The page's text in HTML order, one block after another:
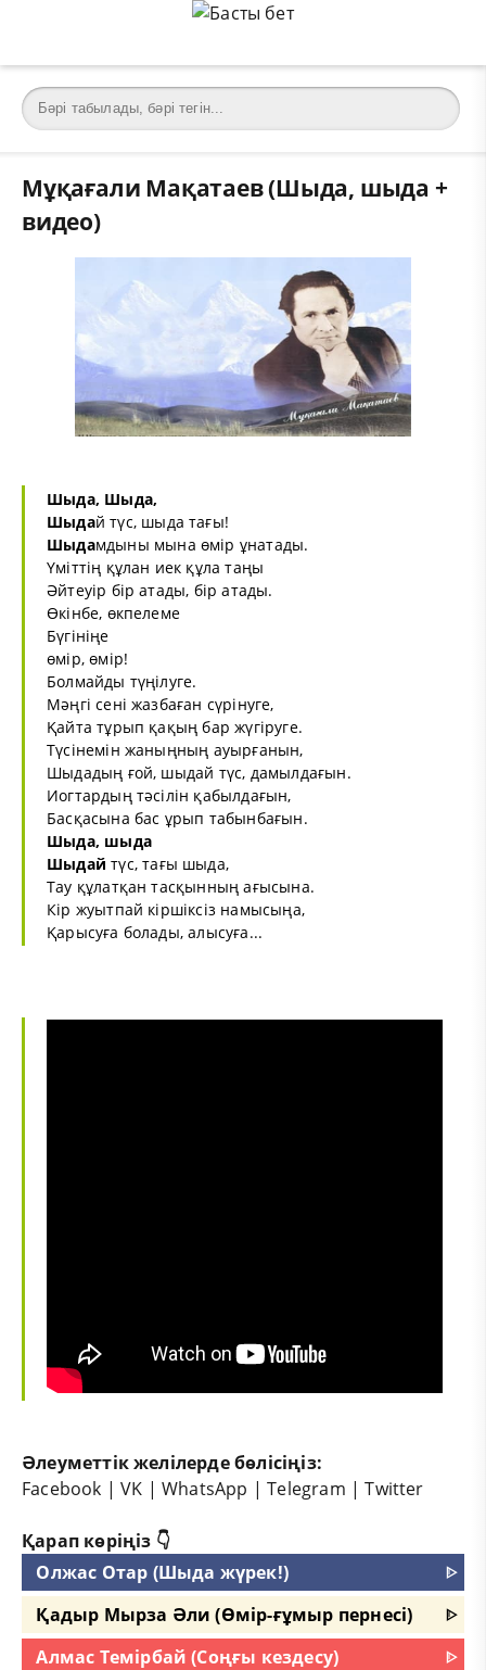
Мұқағали Мақатаев (Шыда, шыда +
видео)
Шыда, Шыда,
Шыдай түс, шыда тағы!
Шыдамдыны мына өмір ұнатады.
Үміттің құлан иек құла таңы
Әйтеуір бір атады, бір атады.
Өкінбе, өкпелеме
Бүгініңе
өмір, өмір!
Болмайды түңілуге.
Мәңгі сені жазбаған сүрінуге,
Қайта тұрып қақың бар жүгіруге.
Түсінемін жаныңның ауырғанын,
Шыдадың ғой, шыдай түс, дамылдағын.
Иогтардың тәсілін қабылдағын,
Басқасына бас ұрып табынбағын.
Шыда, шыда
Шыдай түс, тағы шыда,
Тау құлатқан тасқынның ағысына.
Кір жуытпай кіршіксіз намысыңа,
Қарысуға болады, алысуға...
Әлеуметтік желілерде бөлісіңіз:
Facebook |VK |WhatsApp |Telegram |Twitter
Қарап көріңіз 👇
Олжас Отар (Шыда жүрек!)
ᐈ
Қадыр Мырза Әли (Өмір-ғұмыр пернесі)
ᐈ
Алмас Темірбай (Соңғы кездесу)
ᐈ